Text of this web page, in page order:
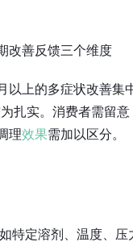
改善反馈三个维度
以上的多症状改善集
扎实。消费者需留意
理效果需加以区分。
特定溶剂、温度、压